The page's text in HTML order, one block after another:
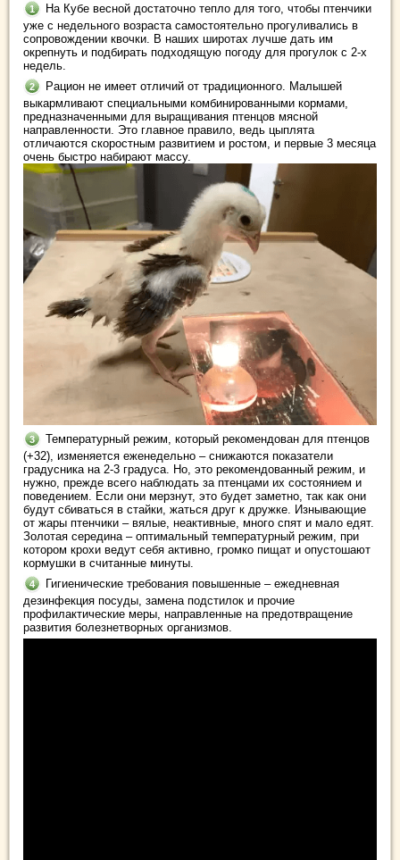
На Кубе весной достаточно тепло для того, чтобы птенчики
уже с недельного возраста самостоятельно прогуливались в
сопровождении квочки. В наших широтах лучше дать им
окрепнуть и подбирать подходящую погоду для прогулок с 2-х
недель.
Рацион не имеет отличий от традиционного. Малышей
выкармливают специальными комбинированными кормами,
предназначенными для выращивания птенцов мясной
направленности. Это главное правило, ведь цыплята
отличаются скоростным развитием и ростом, и первые 3 месяца
очень быстро набирают массу.
Температурный режим, который рекомендован для птенцов
(+32), изменяется еженедельно – снижаются показатели
градусника на 2-3 градуса. Но, это рекомендованный режим, и
нужно, прежде всего наблюдать за птенцами их состоянием и
поведением. Если они мерзнут, это будет заметно, так как они
будут сбиваться в стайки, жаться друг к дружке. Изнывающие
от жары птенчики – вялые, неактивные, много спят и мало едят.
Золотая середина – оптимальный температурный режим, при
котором крохи ведут себя активно, громко пищат и опустошают
кормушки в считанные минуты.
Гигиенические требования повышенные – ежедневная
дезинфекция посуды, замена подстилок и прочие
профилактические меры, направленные на предотвращение
развития болезнетворных организмов.